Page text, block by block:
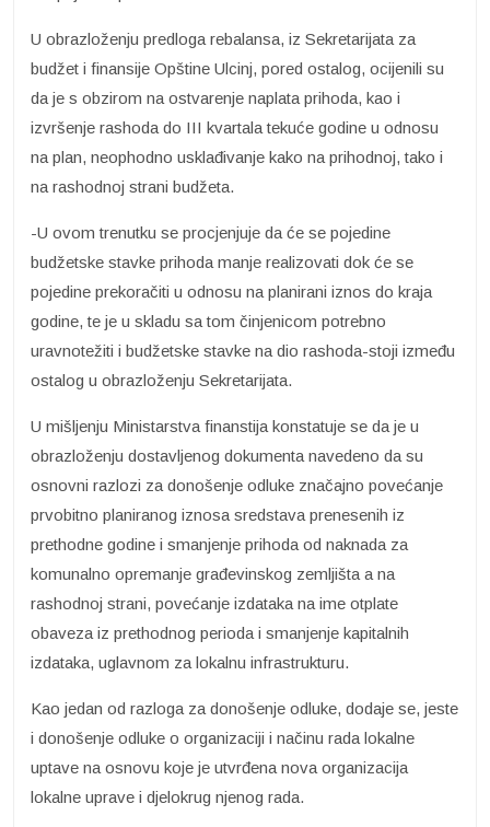
U obrazloženju predloga rebalansa, iz Sekretarijata za
budžet i finansije Opštine Ulcinj, pored ostalog, ocijenili su
da je s obzirom na ostvarenje naplata prihoda, kao i
izvršenje rashoda do III kvartala tekuće godine u odnosu
na plan, neophodno usklađivanje kako na prihodnoj, tako i
na rashodnoj strani budžeta.
-U ovom trenutku se procjenjuje da će se pojedine
budžetske stavke prihoda manje realizovati dok će se
pojedine prekoračiti u odnosu na planirani iznos do kraja
godine, te je u skladu sa tom činjenicom potrebno
uravnotežiti i budžetske stavke na dio rashoda-stoji između
ostalog u obrazloženju Sekretarijata.
U mišljenju Ministarstva finanstija konstatuje se da je u
obrazloženju dostavljenog dokumenta navedeno da su
osnovni razlozi za donošenje odluke značajno povećanje
prvobitno planiranog iznosa sredstava prenesenih iz
prethodne godine i smanjenje prihoda od naknada za
komunalno opremanje građevinskog zemljišta a na
rashodnoj strani, povećanje izdataka na ime otplate
obaveza iz prethodnog perioda i smanjenje kapitalnih
izdataka, uglavnom za lokalnu infrastrukturu.
Kao jedan od razloga za donošenje odluke, dodaje se, jeste
i donošenje odluke o organizaciji i načinu rada lokalne
uptave na osnovu koje je utvrđena nova organizacija
lokalne uprave i djelokrug njenog rada.